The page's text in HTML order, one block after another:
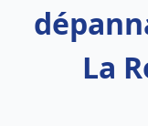
La